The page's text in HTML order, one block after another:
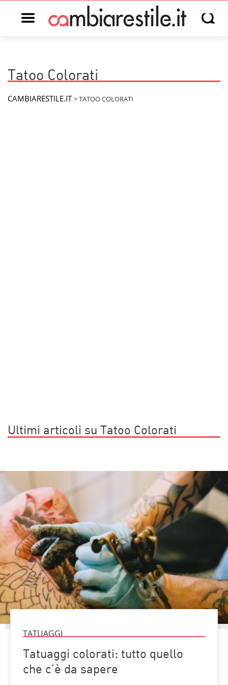
Open main menu Open
Tatoo Colorati
CAMBIARESTILE.IT >TATOO COLORATI
Ultimi articoli su Tatoo Colorati
TATUAGGI
Tatuaggi colorati: tutto quello
che c’è da sapere